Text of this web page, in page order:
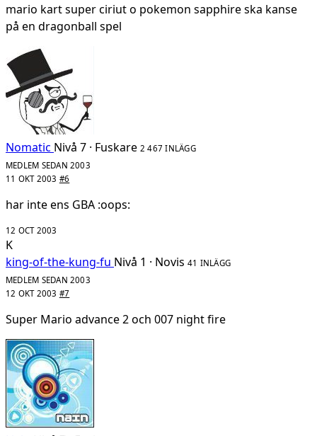
mario kart super ciriut o pokemon sapphire ska kanse
på en dragonball spel
Nomatic Nivå 7 · Fuskare 2 467 INLÄGG
MEDLEM SEDAN 2003
11 OKT 2003 #6
har inte ens GBA :oops:
12 OCT 2003
K
king-of-the-kung-fu Nivå 1 · Novis 41 INLÄGG
MEDLEM SEDAN 2003
12 OKT 2003 #7
Super Mario advance 2 och 007 night fire